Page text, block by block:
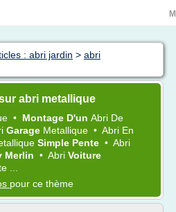
: abri jardin > abri
abri metallique
• Montage D'un Abri De
Garage Metallique • Abri En
Simple Pente • Abri
Merlin • Abri Voiture
...
pour ce thème